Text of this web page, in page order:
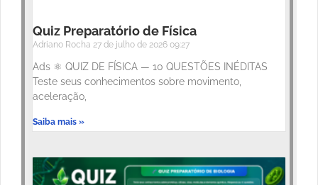
Quiz Preparatório de Física
Adriano Rocha 27 de julho de 2026 09:27
Ads ⚛️ QUIZ DE FÍSICA — 10 QUESTÕES INÉDITAS
Teste seus conhecimentos sobre movimento,
aceleração,
Saiba mais »